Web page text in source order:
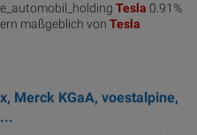
Tesla 0.91%
maßgeblich von Tesla
Merck KGaA, voestalpine,